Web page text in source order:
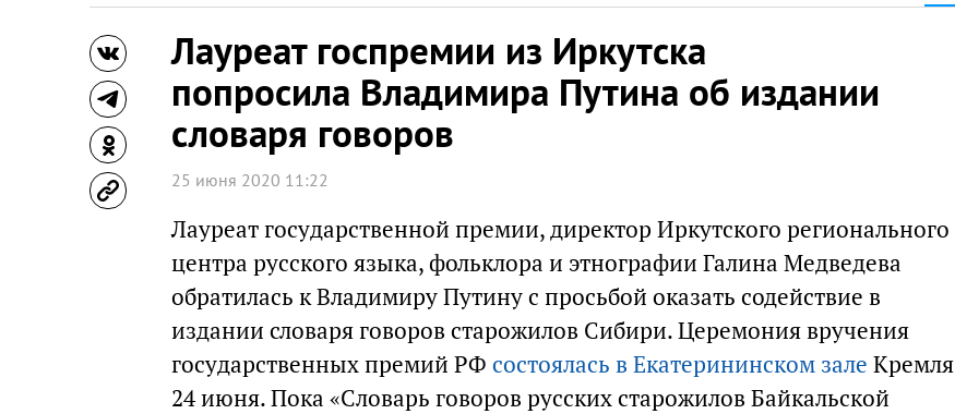
Лауреат госпремии из Иркутска
попросила Владимира Путина об издании
словаря говоров
25 июня 2020 11:22
Лауреат государственной премии, директор Иркутского регионального
центра русского языка, фольклора и этнографии Галина Медведева
обратилась к Владимиру Путину с просьбой оказать содействие в
издании словаря говоров старожилов Сибири. Церемония вручения
государственных премий РФ состоялась в Екатерининском зале Кремля
24 июня. Пока «Словарь говоров русских старожилов Байкальской